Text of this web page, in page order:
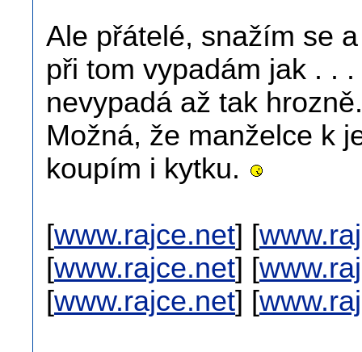
Ale přátelé, snažím se
při tom vypadám jak . .
nevypadá až tak hrozně.
Možná, že manželce k
koupím i kytku.
[www.rajce.net] [
[www.rajce.net] [
[www.rajce.net] [